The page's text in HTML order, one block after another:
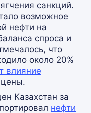
санкций.
возможное
нефти на
спроса и
что
около 20%
влияние
цены.
Казахстан за
нефти